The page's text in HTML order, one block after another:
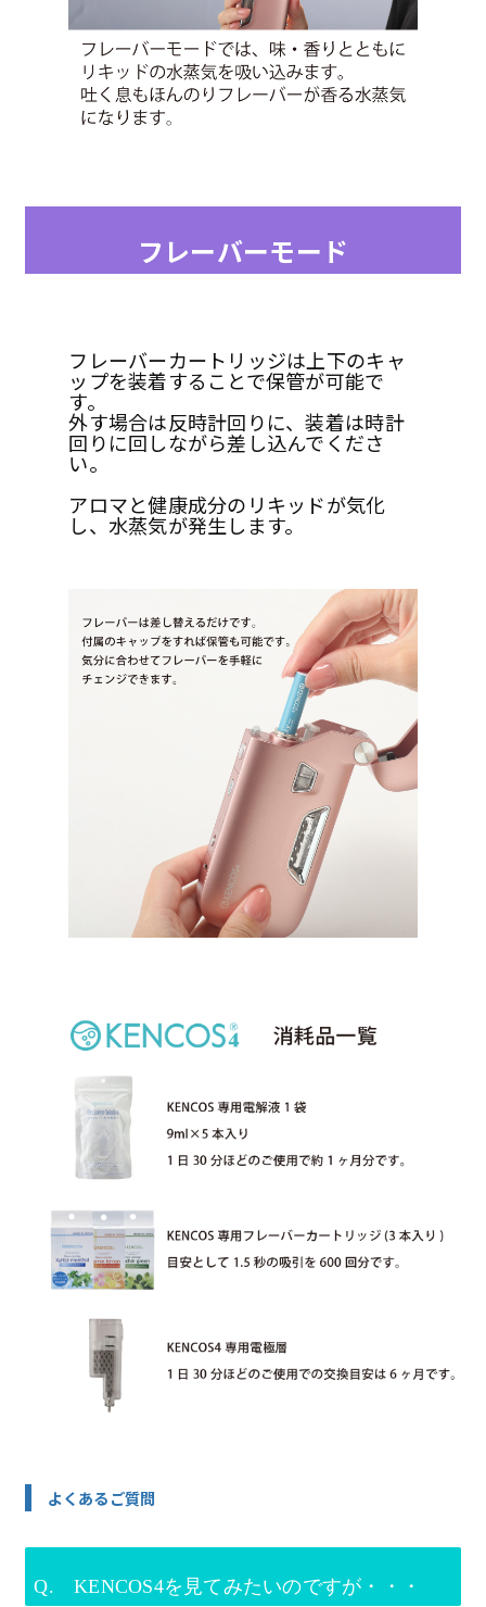
フレーバーモード
フレーバーカートリッジは上下のキャ
ップを装着することで保管が可能で
す。
外す場合は反時計回りに、装着は時計
回りに回しながら差し込んでくださ
い。
アロマと健康成分のリキッドが気化
し、水蒸気が発生します。
よくあるご質問
Q. KENCOS4を見てみたいのですが・・・